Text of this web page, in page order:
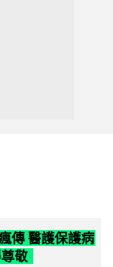
傳 醫護保護病
敬